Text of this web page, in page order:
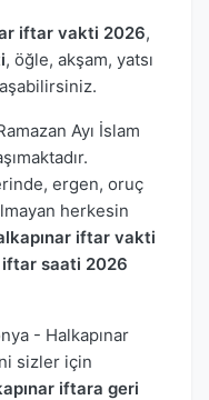
iftar vakti 2026,
, öğle, akşam, yatsı
Ayı İslam
ergen, oruç
herkesin
iftar vakti
iftar saati 2026
- Halkapınar
sizler için
iftara geri